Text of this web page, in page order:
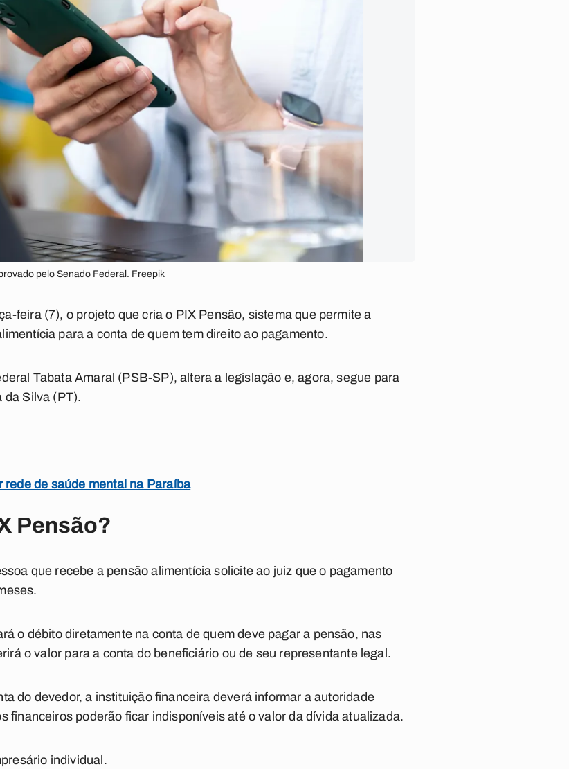
pelo Senado Federal. Freepik
feira (7), o projeto que cria o PIX Pensão, sistema que permite a
para a conta de quem tem direito ao pagamento.
Tabata Amaral (PSB-SP),altera a legislação e, agora, segue para
da Silva (PT).
de saúde mental na Paraíba
Pensão?
que recebe a pensão alimentícia solicite ao juiz que o pagamento
o débito diretamente na conta de quem deve pagar a pensão, nas
o valor para a conta do beneficiário ou de seu representante legal.
do devedor, a instituição financeira deverá informar a autoridade
financeiros poderão ficar indisponíveis até o valor da dívida atualizada.
individual.